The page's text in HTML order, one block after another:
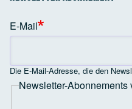
E-Mail
Die E-Mail-Adresse, die den
Newsletter-Abonnements